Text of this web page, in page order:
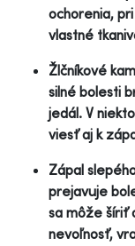
ochorenia,
vlastné
Žlčníkové
silné bolesti
jedál. V
viesť aj k
Zápal
prejavuje
sa môže šíriť
nevoľnosť,